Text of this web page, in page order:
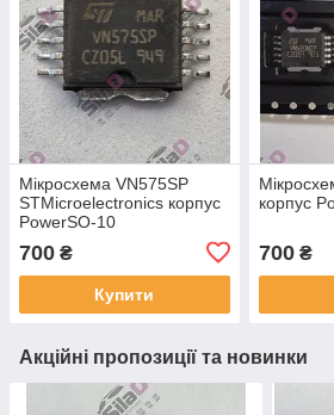
Мікросхема VN575SP
STMicroelectronics корпус
PowerSO-10
700 ₴
Купити
корпус
700₴
Акційні пропозиції та новинки